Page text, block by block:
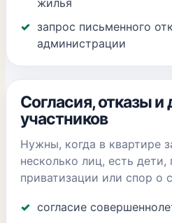
жилья
запрос письменного
администрации
Согласия, отказы
участников
Нужны, когда в квартире
несколько лиц, есть
приватизации или спор о
согласие